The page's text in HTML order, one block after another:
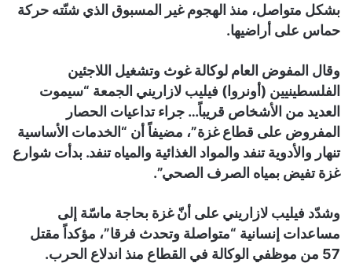
بشكل متواصل، منذ الهجوم غير المسبوق الذي شنّته حركة
حماس على أراضيها.
وقال المفوض العام لوكالة غوث وتشغيل اللاجئين
الفلسطينيين (أونروا) فيليب لازاريني الجمعة “سيموت
العديد من الأشخاص قريباً… جراء تداعيات الحصار
المفروض على قطاع غزة”، مضيفاً أن “الخدمات الأساسية
تنهار والأدوية تنفد والمواد الغذائية والمياه تنفد. بدأت شوارع
غزة تفيض بمياه الصرف الصحي”.
وشدّد فيليب لازاريني على أنّ غزة بحاجة ماسّة إلى
مساعدات إنسانية “متواصلة وتحدث فرقا”، مؤكداً مقتل
57 من موظفي الوكالة في القطاع منذ اندلاع الحرب.